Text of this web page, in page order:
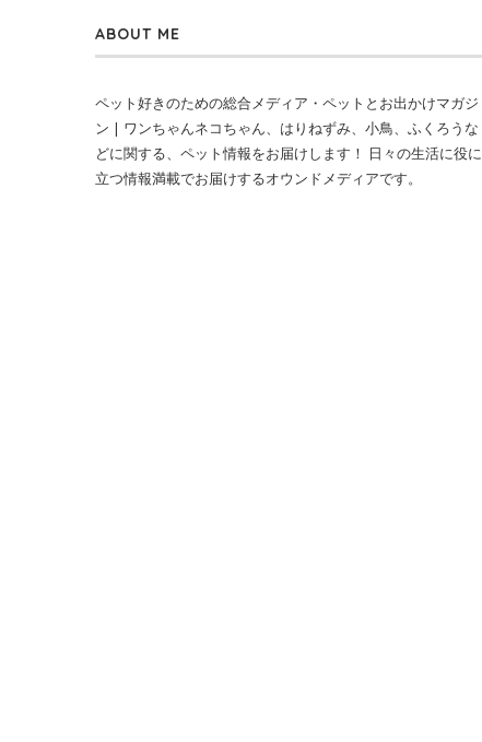
ABOUT ME
ペット好きのための総合メディア・ペットとお出かけマガジ
ン | ワンちゃんネコちゃん、はりねずみ、小鳥、ふくろうな
どに関する、ペット情報をお届けします！ 日々の生活に役に
立つ情報満載でお届けするオウンドメディアです。